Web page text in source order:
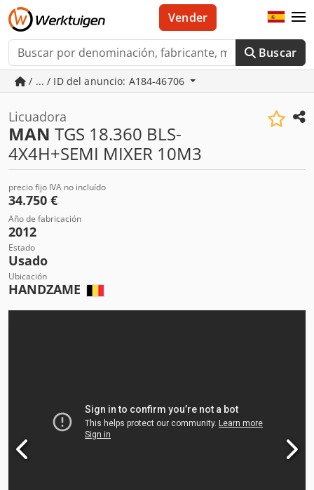
Buscar
Vender
/ ... / ID del anuncio: A184-46706
Licuadora
MAN TGS 18.360 BLS-
4X4H+SEMI MIXER 10M3
precio fijo IVA no incluído
34.750 €
Año de fabricación
2012
Estado
Usado
Ubicación
HANDZAME